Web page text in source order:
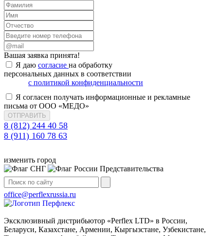
Вашая заявка принята!
Я даю согласие на обработку
персональных данных в соответствии
с политикой конфиденциальности
Я согласен получать информационные и рекламные
письма от ООО «МЕДО»
ОТПРАВИТЬ
8 (812) 244 40 58
8 (911) 160 78 63
изменить город
Представительства
office@perflexrussia.ru
Эксклюзивный дистрибьютор «Perflex LTD» в России,
Беларуси, Казахстане, Армении, Кыргызстане, Узбекистане,